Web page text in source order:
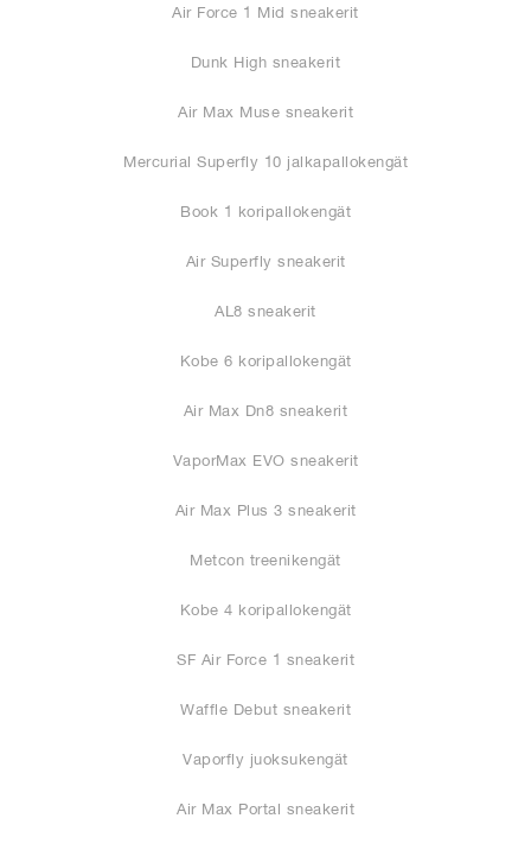
Air Force 1 Mid sneakerit
Dunk High sneakerit
Air Max Muse sneakerit
Mercurial Superfly 10 jalkapallokengät
Book 1 koripallokengät
Air Superfly sneakerit
AL8 sneakerit
Kobe 6 koripallokengät
Air Max Dn8 sneakerit
VaporMax EVO sneakerit
Air Max Plus 3 sneakerit
Metcon treenikengät
Kobe 4 koripallokengät
SF Air Force 1 sneakerit
Waffle Debut sneakerit
Vaporfly juoksukengät
Air Max Portal sneakerit